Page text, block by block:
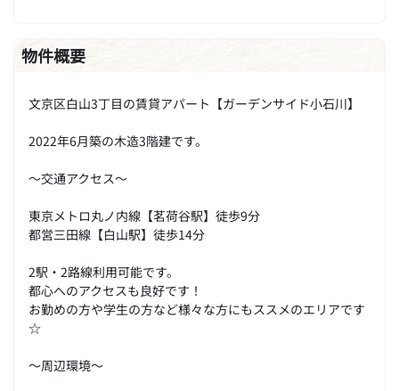
物件概要
文京区白山3丁目の賃貸アパート【ガーデンサイド小石川】
2022年6月築の木造3階建です。
～交通アクセス～
東京メトロ丸ノ内線【茗荷谷駅】徒歩9分
都営三田線【白山駅】徒歩14分
2駅・2路線利用可能です。
都心へのアクセスも良好です！
お勤めの方や学生の方など様々な方にもススメのエリアです
☆
～周辺環境～